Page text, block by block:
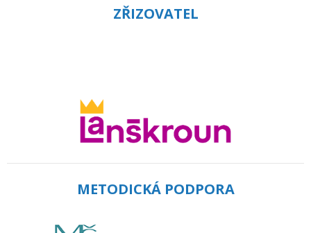
ZŘIZOVATEL
METODICKÁ PODPORA